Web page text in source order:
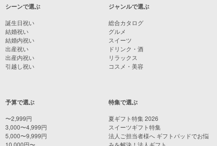
シーンで選ぶ
誕生日祝い
結婚祝い
結婚内祝い
出産祝い
出産内祝い
引越し祝い
予算で選ぶ
〜2,999円
3,000〜4,999円
5,000〜9,999円
10,000円〜
ジャンルで選ぶ
総合カタログ
グルメ
スイーツ
ドリンク・酒
リラックス
コスメ・美容
特集で選ぶ
夏ギフト特集 2026
スイーツギフト特集
法人ご担当者様へ ギフトパッドでお悩
みを解決！法人ギフト